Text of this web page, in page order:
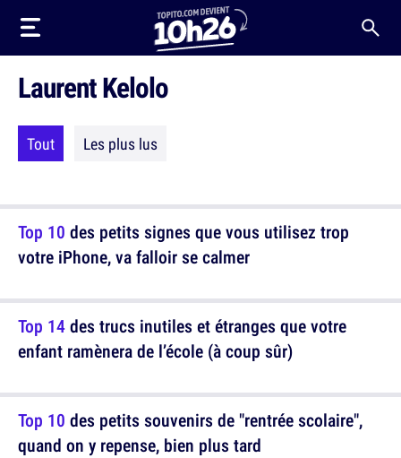
Laurent Kelolo
Tout Les plus lus
Top 10 des petits signes que vous utilisez trop
votre iPhone, va falloir se calmer
Top 10 des petits souvenirs de "rentrée scolaire",
quand on y repense, bien plus tard
Top 14des trucs inutiles et étranges que votre
enfant ramènera de l’école (à coup sûr)